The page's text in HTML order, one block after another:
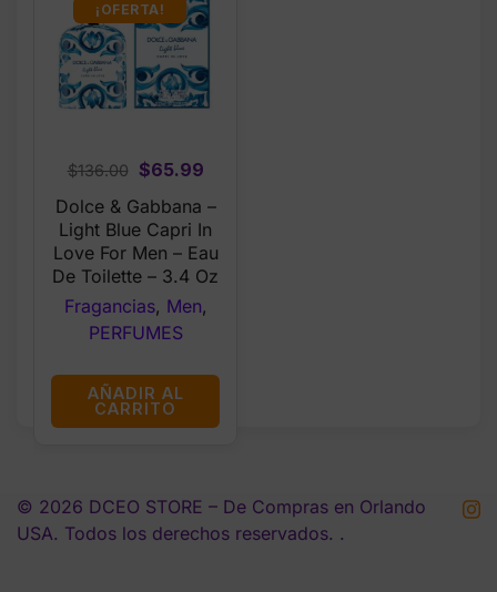
¡OFERTA!
$136.00
Original
price
was:
$136.00.
$65.99Current
is:
$65.99.
Dolce & Gabbana –
Light Blue Capri In
Love For Men – Eau
De Toilette – 3.4 Oz
Fragancias, Men,
PERFUMES
AÑADIR AL
CARRITO
© 2026 DCEO STORE – De Compras en Orlando
USA. Todos los derechos reservados. .